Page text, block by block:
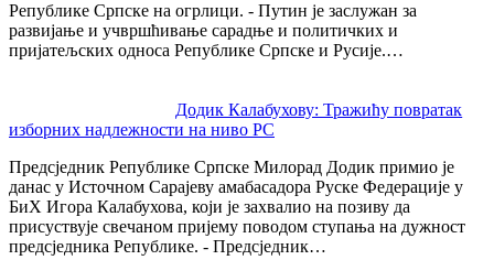
Републике Српске на огрлици. - Путин је заслужан за
развијање и учвршћивање сарадње и политичких и
пријатељских односа Републике Српске и Русије.…
Додик Калабухову: Тражићу повратак
изборних надлежности на ниво РС
Предсједник Републике Српске Милорад Додик примио је
данас у Источном Сарајеву амабасадора Руске Федерације у
БиХ Игора Калабухова, који је захвалио на позиву да
присуствује свечаном пријему поводом ступања на дужност
предсједника Републике. - Предсједник…